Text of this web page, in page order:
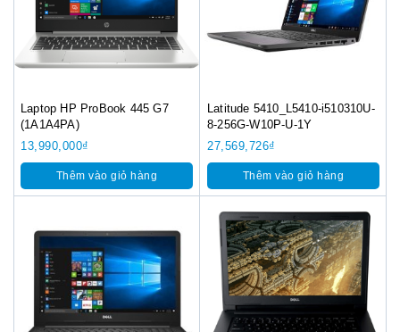
Laptop HP ProBook 445 G7
(1A1A4PA)
13,990,000₫
Thêm vào giỏ hàng
Latitude 5410_L5410-i510310U-
8-256G-W10P-U-1Y
27,569,726₫
Thêm vào giỏ hàng